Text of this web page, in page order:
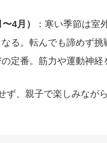
4月）
：寒い季節は室
る。転んでも諦めず挑
定番。筋力や運動神経
ず、親子で楽しみながら